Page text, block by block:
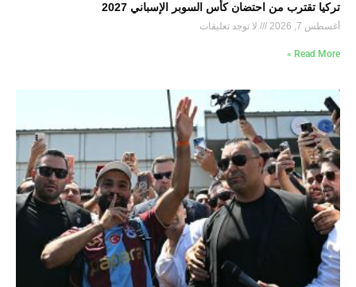
تركيا تقترب من احتضان كأس السوبر الإسباني 2027
أغسطس 7, 2026 لا توجد تعليقات
Read More »